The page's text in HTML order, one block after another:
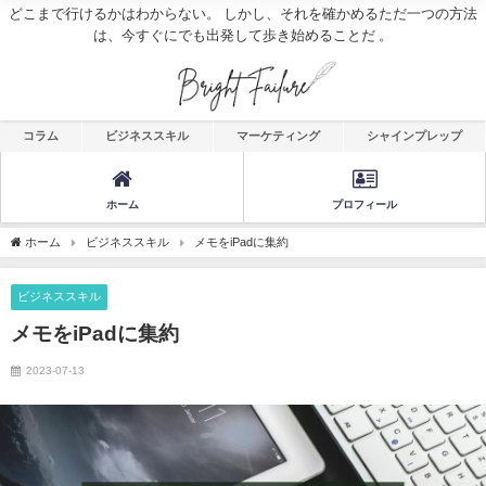
どこまで行けるかはわからない。 しかし、それを確かめるただ一つの方法
は、今すぐにでも出発して歩き始めることだ 。
コラム ビジネススキル マーケティング シャインプレップ
ホーム プロフィール
ホーム ビジネススキル メモをiPadに集約
ビジネススキル
メモをiPadに集約
2023-07-13